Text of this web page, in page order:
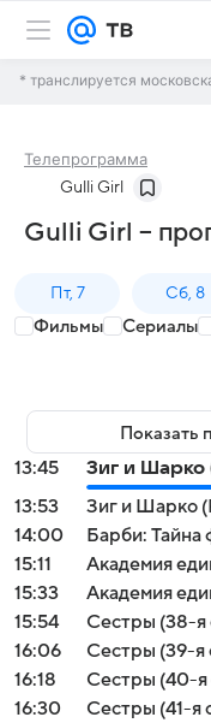
* транслируется
Телепрограмма
Gulli Girl
Gulli Girl –
Пт, 7 Сб, 8
Фильмы Сериалы
Показать
13:45
Зиг и
13:53
Зиг и Шарко
14:00
Барби: Тайна
15:11
Академия
15:33
Академия
15:54
Сестры (38-я
16:06
Сестры (39-я
16:18
Сестры (40-я
16:30
Сестры (41-я